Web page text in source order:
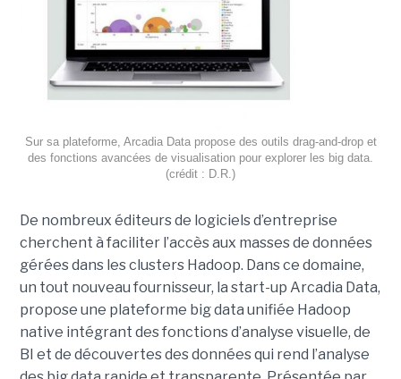
Sur sa plateforme, Arcadia Data propose des outils drag-and-drop et
des fonctions avancées de visualisation pour explorer les big data.
(crédit : D.R.)
De nombreux éditeurs de logiciels d’entreprise
cherchent à faciliter l’accès aux masses de données
gérées dans les clusters Hadoop. Dans ce domaine,
un tout nouveau fournisseur, la start-up Arcadia Data,
propose une plateforme big data unifiée Hadoop
native intégrant des fonctions d’analyse visuelle, de
BI et de découvertes des données qui rend l’analyse